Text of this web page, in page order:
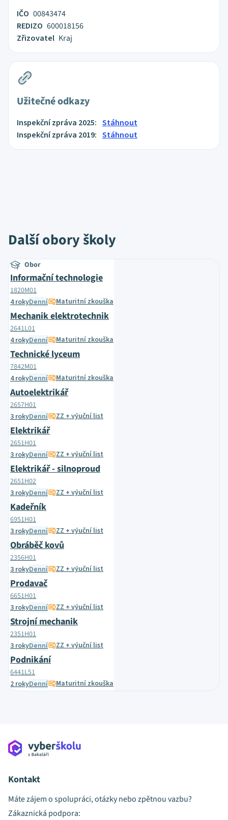
IČO 00843474
REDIZO 600018156
Zřizovatel Kraj
Užitečné odkazy
Inspekční zpráva 2025: Stáhnout
Inspekční zpráva 2019: Stáhnout
Další obory školy
Obor
Informační technologie
1820M01
4 rokyDenní Maturitní zkouška
Mechanik elektrotechnik
2641L01
4 rokyDenní Maturitní zkouška
Technické lyceum
7842M01
4 rokyDenní Maturitní zkouška
Autoelektrikář
2657H01
3 rokyDenní ZZ + výuční list
Elektrikář
2651H01
3 rokyDenní ZZ + výuční list
Elektrikář - silnoproud
2651H02
3 rokyDenní ZZ + výuční list
Kadeřník
6951H01
3 rokyDenní ZZ + výuční list
Obráběč kovů
2356H01
3 rokyDenní ZZ + výuční list
Prodavač
6651H01
3 rokyDenní ZZ + výuční list
Strojní mechanik
2351H01
3 rokyDenní ZZ + výuční list
Podnikání
6441L51
2 rokyDenní Maturitní zkouška
Kontakt
Máte zájem o spolupráci, otázky nebo zpětnou vazbu?
Zákaznická podpora: